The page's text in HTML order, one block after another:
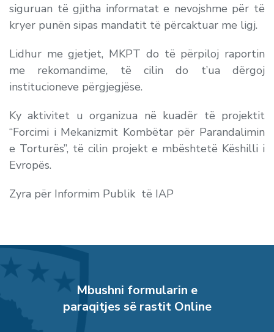
siguruan të gjitha informatat e nevojshme për të
kryer punën sipas mandatit të përcaktuar me ligj.
Lidhur me gjetjet, MKPT do të përpiloj raportin
me rekomandime, të cilin do t’ua dërgoj
institucioneve përgjegjëse.
Ky aktivitet u organizua në kuadër të projektit
“Forcimi i Mekanizmit Kombëtar për Parandalimin
e Torturës”, të cilin projekt e mbështetë Këshilli i
Evropës.
Zyra për Informim Publik të IAP
Mbushni formularin e
paraqitjes së rastit Online